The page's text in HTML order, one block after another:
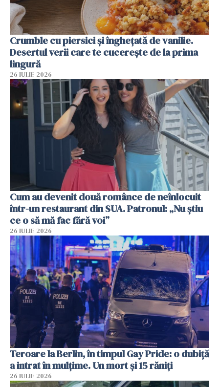
Crumble cu piersici și înghețată de vanilie.
Desertul verii care te cucerește de la prima
lingură
26 IULIE 2026
Cum au devenit două românce de neînlocuit
într-un restaurant din SUA. Patronul: „Nu știu
ce o să mă fac fără voi”
26 IULIE 2026
Teroare la Berlin, în timpul Gay Pride: o dubiță
a intrat în mulțime. Un mort și 15 răniți
26 IULIE 2026